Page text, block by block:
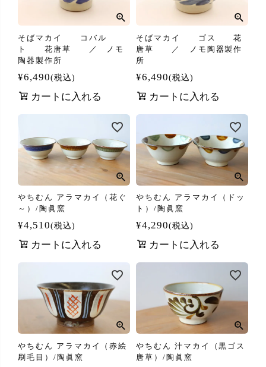
そばマカイ コバル
ト 花唐草 ／ ノモ
陶器製作所
¥6,490 税込
カートに入れる
そばマカイ ゴス 花
唐草 ／ ノモ陶器製作
所
¥6,490 税込
カートに入れる
やちむん アラマカイ（花ぐ
～）/陶眞窯
¥4,510 税込
カートに入れる
やちむん アラマカイ（ドッ
ト）/陶眞窯
¥4,290 税込
カートに入れる
やちむん アラマカイ（赤絵
刷毛目）/陶眞窯
やちむん 汁マカイ（黒ゴス
唐草）/陶眞窯